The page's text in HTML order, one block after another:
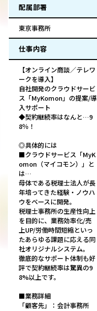
配属部署
東京事務所
仕事内容
【オンライン商談／テレワ
ークを導入】
自社開発のクラウドサービ
ス「MyKomon」の提案/導
入サポート
◆契約継続率はなんと…9
8％！
◎具体的には
■クラウドサービス「MyK
omon（マイコモン）」と
は…
母体である税理士法人が長
年培ってきた経験・ノウハ
ウをベースに開発。
税理士事務所の生産性向上
を目的に、業務効率化/売
上UP/労働時間短縮といっ
たあらゆる課題に応える同
社オリジナルシステム。
徹底的なサポート体制も好
評で契約継続率は驚異の9
8%以上です。
■業務詳細
「顧客先」：会計事務所